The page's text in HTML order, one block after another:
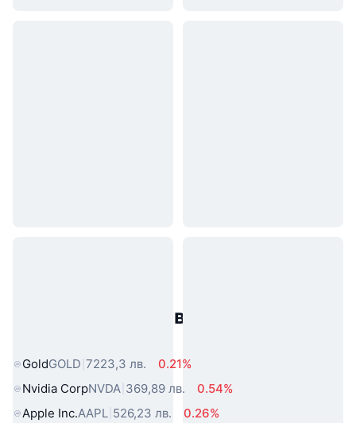
Популярни активи от реалния
GoldGOLD 7223,3 лв.
0.21%
Nvidia CorpNVDA 369,89 лв.
0.54%
Apple Inc.AAPL 526,23 лв. 0.26%